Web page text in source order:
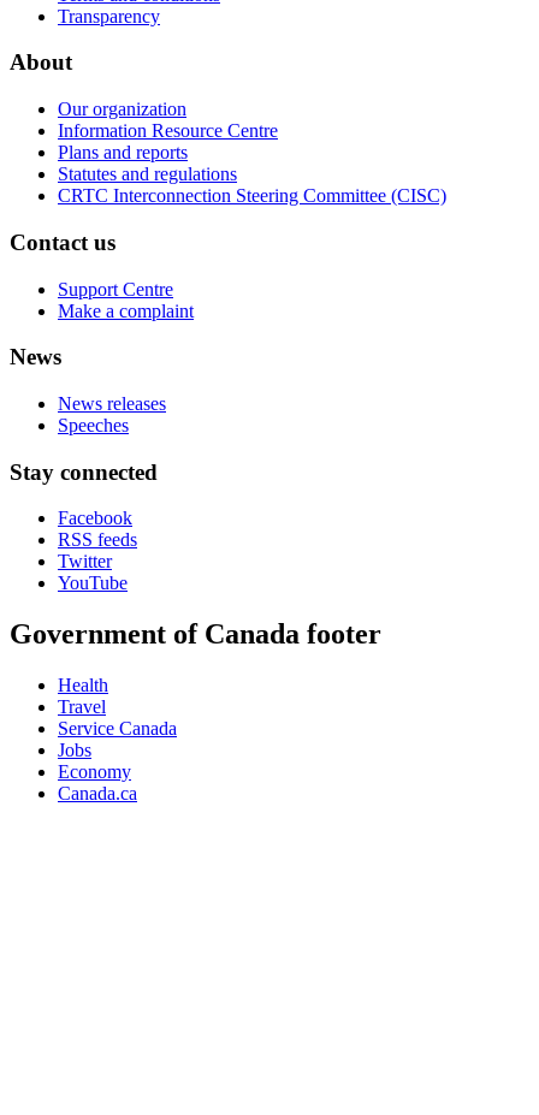
Transparency
About
Our organization
Information Resource Centre
Plans and reports
Statutes and regulations
CRTC Interconnection Steering Committee (CISC)
Contact us
Support Centre
Make a complaint
News
News releases
Speeches
Stay connected
Facebook
RSS feeds
Twitter
YouTube
Government of Canada footer
Health
Travel
Service Canada
Jobs
Economy
Canada.ca